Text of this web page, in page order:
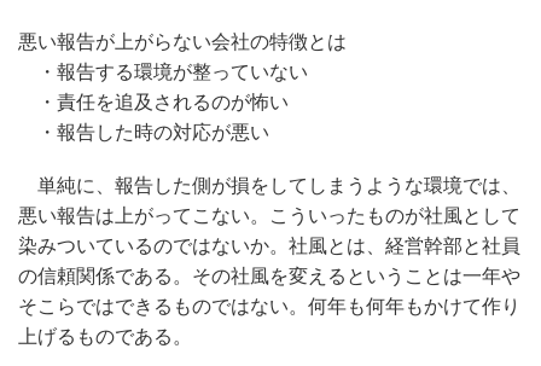
悪い報告が上がらない会社の特徴とは
・報告する環境が整っていない
・責任を追及されるのが怖い
・報告した時の対応が悪い
単純に、報告した側が損をしてしまうような環境では、
悪い報告は上がってこない。こういったものが社風として
染みついているのではないか。社風とは、経営幹部と社員
の信頼関係である。その社風を変えるということは一年や
そこらではできるものではない。何年も何年もかけて作り
上げるものである。